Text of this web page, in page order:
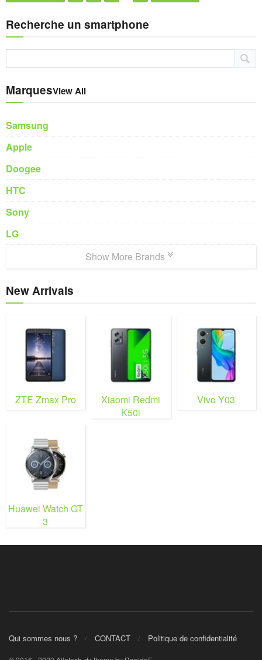
Recherche un smartphone
MarquesView All
Samsung
Apple
Doogee
HTC
Sony
LG
Show More Brands
New Arrivals
ZTE Zmax Pro
Xiaomi Redmi
K50i
Vivo Y03
Huawei Watch GT
3
Qui sommes nous ? CONTACT Politique de confidentialité